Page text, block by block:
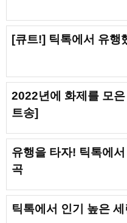
[큐트!] 틱톡에서 유행
2022년에 화제를 모은
트송]
유행을 타자! 틱톡에
곡
틱톡에서 인기 높은